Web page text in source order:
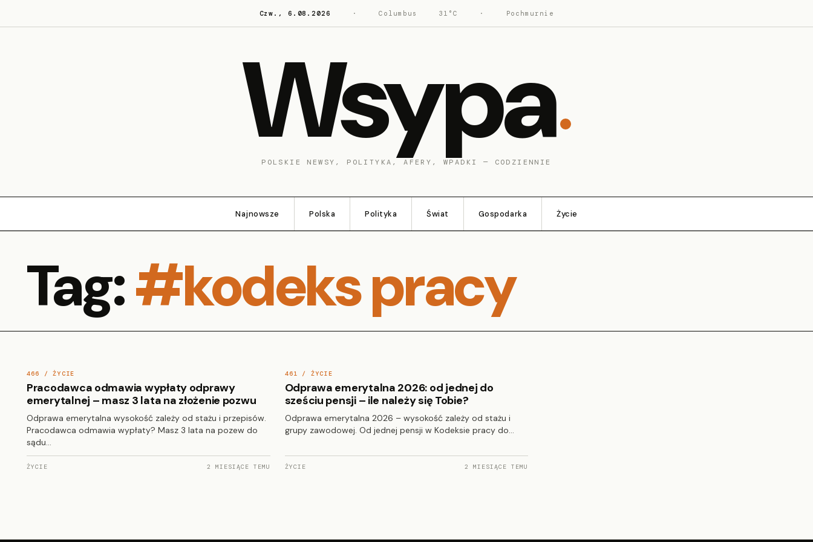
Czw., 6.08.2026 · Columbus 31°C · Pochmurnie
Wsypa
POLSKIE NEWSY, POLITYKA, AFERY, WPADKI — CODZIENNIE
Najnowsze Polska Polityka Świat Gospodarka Życie
Tag:#kodeks pracy
466 / ŻYCIE
Pracodawca odmawia wypłaty odprawy
emerytalnej – masz 3 lata na złożenie pozwu
Odprawa emerytalna wysokość zależy od stażu i przepisów.
Pracodawca odmawia wypłaty? Masz 3 lata na pozew do
sądu…
ŻYCIE 2 MIESIĄCE TEMU
461 / ŻYCIE
Odprawa emerytalna 2026: od jednej do
sześciu pensji – ile należy się Tobie?
Odprawa emerytalna 2026 – wysokość zależy od stażu i
grupy zawodowej. Od jednej pensji w Kodeksie pracy do…
ŻYCIE 2 MIESIĄCE TEMU